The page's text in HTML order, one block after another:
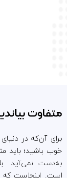
متفاوت
برای آن‌که در
خوب باشید؛ باید
به‌دست
است. اینجاست که